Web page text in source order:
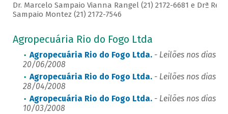
Dr. Marcelo Sampaio Vianna Rangel (21) 2172-6681 e Drª
Sampaio Montez (21) 2172-7546
Agropecuária Rio do Fogo Ltda
Agropecuária Rio do Fogo Ltda.- Leilões nos dias
20/06/2008
Agropecuária Rio do Fogo Ltda.- Leilões nos dias
28/04/2008
Agropecuária Rio do Fogo Ltda.- Leilões nos dias
10/03/2008